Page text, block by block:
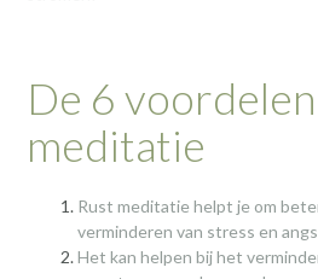
De 6
meditatie
Rust meditatie helpt je om
verminderen van stress en
Het kan helpen bij het